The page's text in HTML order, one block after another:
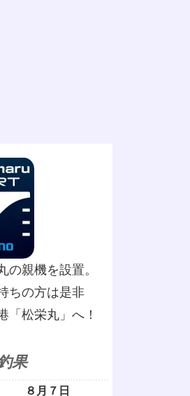
の親機を設置。
ちの方は是非
「松栄丸」へ！
果
８月７日